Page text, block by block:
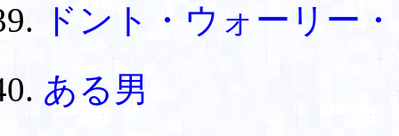
ドント・ウォーリー
ある男